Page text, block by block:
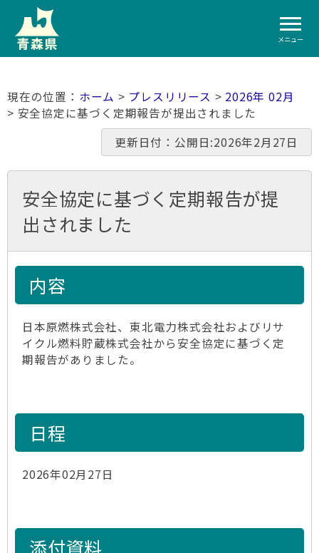
メニュー
ホーム > プレスリリース > 2026年 02月
> 安全協定に基づく定期報告が提出されました
更新日付：公開日:2026年2月27日
安全協定に基づく定期報告が提
出されました
内容
日本原燃株式会社、東北電力株式会社およびリサ
イクル燃料貯蔵株式会社から安全協定に基づく定
期報告がありました。
日程
2026年02月27日
添付資料